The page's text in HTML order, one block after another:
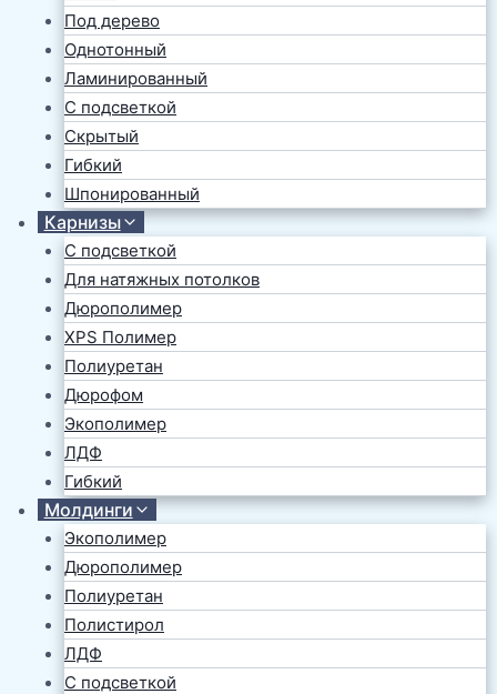
Под дерево
Однотонный
Ламинированный
С подсветкой
Скрытый
Гибкий
Шпонированный
Карнизы
С подсветкой
Для натяжных потолков
Дюрополимер
XPS Полимер
Полиуретан
Дюрофом
Экополимер
ЛДФ
Гибкий
Молдинги
Экополимер
Дюрополимер
Полиуретан
Полистирол
ЛДФ
С подсветкой